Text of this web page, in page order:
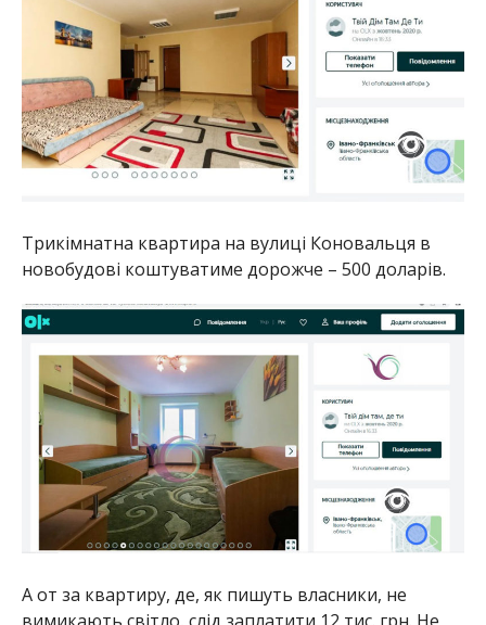
Трикімнатна квартира на вулиці Коновальця в
новобудові коштуватиме дорожче – 500 доларів.
А от за квартиру, де, як пишуть власники, не